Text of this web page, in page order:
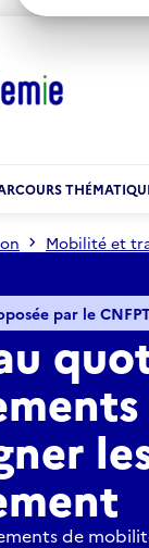
Mobilité et
les
par le
de